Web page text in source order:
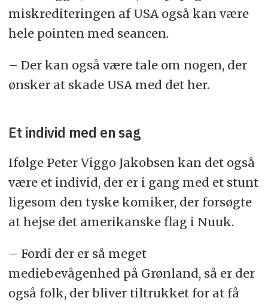
miskrediteringen af USA også kan være
hele pointen med seancen.
– Der kan også være tale om nogen, der
ønsker at skade USA med det her.
Et individ med en sag
Ifølge Peter Viggo Jakobsen kan det også
være et individ, der er i gang med et stunt
ligesom den tyske komiker, der forsøgte
at hejse det amerikanske flag i Nuuk.
– Fordi der er så meget
mediebevågenhed på Grønland, så er der
også folk, der bliver tiltrukket for at få